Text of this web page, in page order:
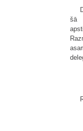
šā